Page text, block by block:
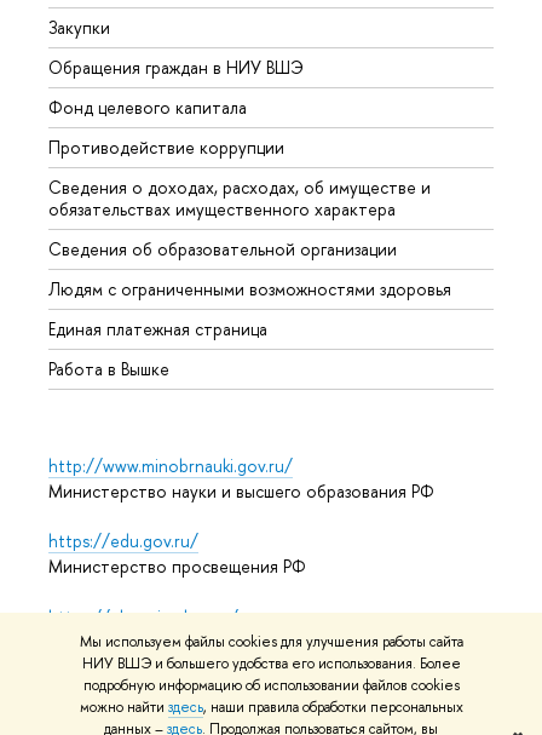
Мы используем файлы cookies для улучшения работы сайта
НИУ ВШЭ и большего удобства его использования. Более
подробную информацию об использовании файлов cookies
можно найти здесь, наши правила обработки персональных
данных –здесь. Продолжая пользоваться сайтом, вы
Закупки
Обращения граждан в НИУ ВШЭ
Фонд целевого капитала
Противодействие коррупции
Сведения о доходах, расходах, об имуществе и
обязательствах имущественного характера
Сведения об образовательной организации
Людям с ограниченными возможностями здоровья
Единая платежная страница
Работа в Вышке
http://www.minobrnauki.gov.ru/
Министерство науки и высшего образования РФ
https://edu.gov.ru/
Министерство просвещения РФ
https://elearning.hse.ru/mooc
Массовые открытые онлайн-курсы
© НИУ ВШЭ 1993–2026 Адреса и контактыУсловия